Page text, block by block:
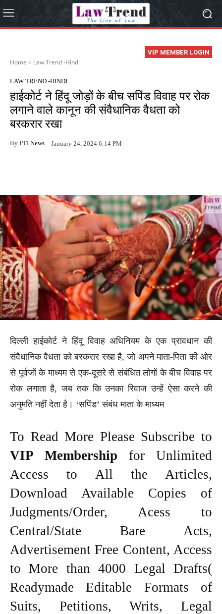
VIP MEMBER LOGIN
Home Law Trend -Hindi
LAW TREND -HINDI
हाईकोर्ट ने हिंदू जोड़ों के बीच सपिंड विवाह पर रोक
लगाने वाले कानून की संवैधानिक वैधता को
बरकरार रखा
By PTI News January 24, 2024 6:14 PM
दिल्ली हाईकोर्ट ने हिंदू विवाह अधिनियम के एक प्रावधान की
संवैधानिक वैधता को बरकरार रखा है, जो अपने माता-पिता की ओर
से पूर्वजों के माध्यम से एक-दूसरे से संबंधित लोगों के बीच विवाह पर
रोक लगाता है, जब तक कि उनका रिवाज उन्हें ऐसा करने की
अनुमति नहीं देता है। ‘सपिंड’ संबंध माता के माध्यम
To Read More Please Subscribe to
VIP Membership for Unlimited
Access to All the Articles,
Download Available Copies of
Judgments/Order, Acess to
Central/State Bare Acts,
Advertisement Free Content, Access
to More than 4000 Legal Drafts(
Readymade Editable Formats of
Suits, Petitions, Writs, Legal